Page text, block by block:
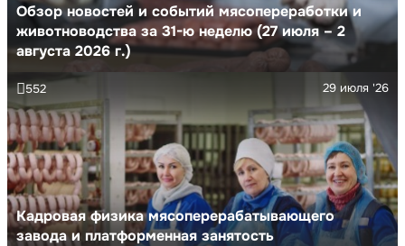
Обзор новостей и событий мясопереработки и
животноводства за 31-ю неделю (27 июля – 2
августа 2026 г.)
Кадровая физика мясоперерабатывающего
завода и платформенная занятость
29 июля '26
552